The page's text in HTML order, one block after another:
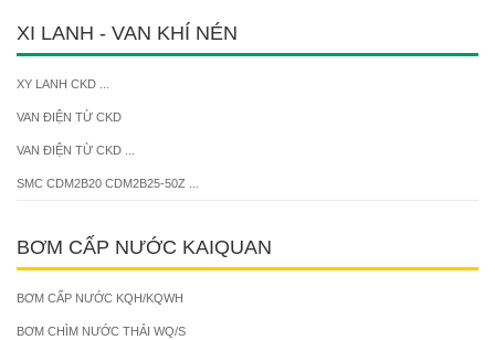
XI LANH - VAN KHÍ NÉN
XY LANH CKD ...
VAN ĐIỆN TỪ CKD
VAN ĐIỆN TỪ CKD ...
SMC CDM2B20 CDM2B25-50Z ...
BƠM CẤP NƯỚC KAIQUAN
BƠM CẤP NƯỚC KQH/KQWH
BƠM CHÌM NƯỚC THẢI WQ/S